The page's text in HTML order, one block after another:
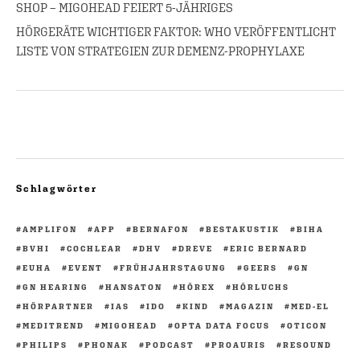
SHOP – MIGOHEAD FEIERT 5-JÄHRIGES
HÖRGERÄTE WICHTIGER FAKTOR: WHO VERÖFFENTLICHT
LISTE VON STRATEGIEN ZUR DEMENZ-PROPHYLAXE
Schlagwörter
AMPLIFON APP BERNAFON BESTAKUSTIK
BIHA
BVHI
COCHLEAR DHV DREVE
ERIC BERNARD
EUHA
EVENT FRÜHJAHRSTAGUNG GEERS
GN
GN HEARING
HANSATON HÖREX
HÖRLUCHS
HÖRPARTNER
IAS IDO KIND MAGAZIN
MED-EL
MEDITREND
MIGOHEAD OPTA DATA FOCUS
OTICON
PHILIPS
PHONAK PODCAST PROAURIS
RESOUND